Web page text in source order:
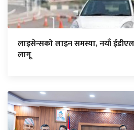
लाइसेन्सको लाइन समस्या, नयाँ
लागू